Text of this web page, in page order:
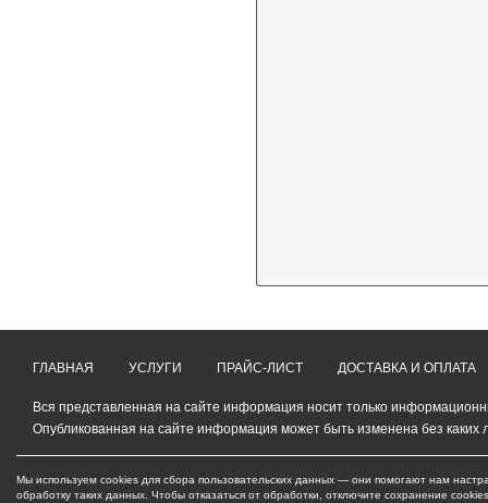
ГЛАВНАЯ УСЛУГИ ПРАЙС-ЛИСТ ДОСТАВКА И ОПЛАТА
Вся представленная на сайте информация носит только
Опубликованная на сайте информация может быть изменена без каких
Мы используем cookies для сбора пользовательских данных — они помогают нам
обработку таких данных. Чтобы отказаться от обработки, отключите сохранение